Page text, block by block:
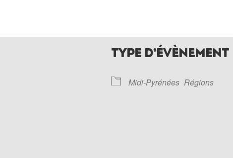
TYPE D’ÉVÈNEMENT
Midi-Pyrénées Régions